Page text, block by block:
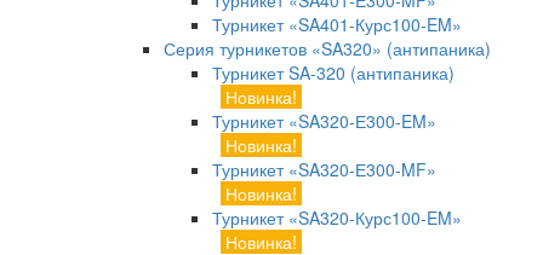
Турникет «SA401-Курс100-EM»
Серия турникетов «SA320» (антипаника)
Турникет SA-320 (антипаника)
Новинка!
Турникет «SA320-Е300-EM»
Новинка!
Турникет «SA320-Е300-MF»
Новинка!
Турникет «SA320-Курс100-EM»
Новинка!